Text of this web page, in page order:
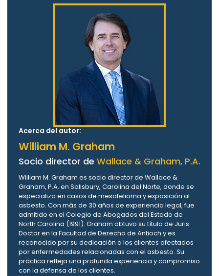
Acerca del autor:
William M. Graham
Socio director de Wallace & Graham, P.A.
William M. Graham es socio director de Wallace &
Graham, P.A. en Salisbury, Carolina del Norte, donde se
especializa en casos de mesotelioma y exposición al
asbesto. Con más de 30 años de experiencia legal, fue
admitido en el Colegio de Abogados del Estado de
North Carolina (1991). Graham obtuvo su título de Juris
Doctor en la Facultad de Derecho de Antioch y es
reconocido por su dedicación a los clientes afectados
por enfermedades relacionadas con el asbesto. Su
práctica refleja una profunda experiencia y compromiso
con la defensa de los clientes.